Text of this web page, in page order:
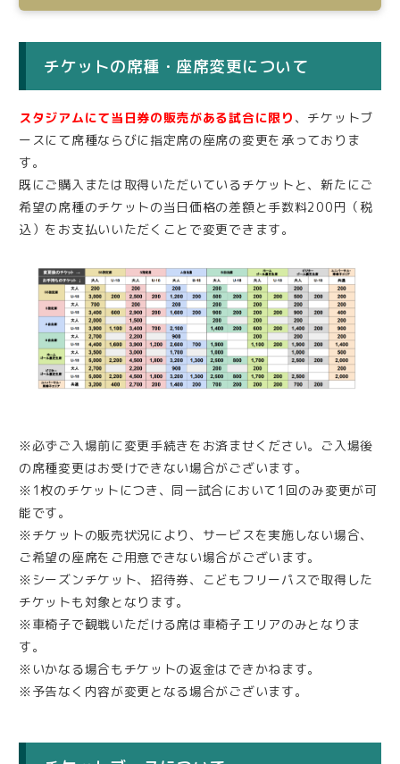
チケットの席種・座席変更について
スタジアムにて当日券の販売がある試合に限り 、チケットブ
ースにて席種ならびに指定席の座席の変更を承っておりま
す。
既にご購入または取得いただいているチケットと、新たにご
希望の席種のチケットの当日価格の差額と手数料200円（税
込）をお支払いいただくことで変更できます。
※必ずご入場前に変更手続きをお済ませください。ご入場後
の席種変更はお受けできない場合がございます。
※1枚のチケットにつき、同一試合において1回のみ変更が可
能です。
※チケットの販売状況により、サービスを実施しない場合、
ご希望の座席をご用意できない場合がございます。
※シーズンチケット、招待券、こどもフリーパスで取得した
チケットも対象となります。
※車椅子で観戦いただける席は車椅子エリアのみとなりま
す。
※いかなる場合もチケットの返金はできかねます。
※予告なく内容が変更となる場合がございます。